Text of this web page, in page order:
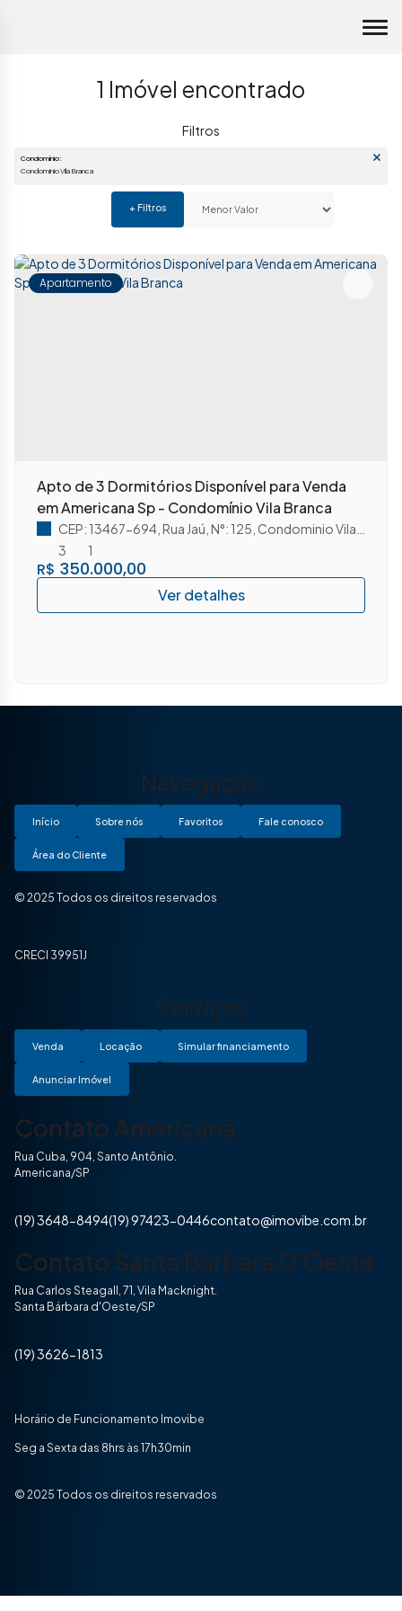
1 Imóvel encontrado
Condomínio:
Apartamento
Apto de 3 Dormitórios Disponível para Venda
em Americana Sp - Condomínio Vila Branca
R$ 350.000,00
CEP: 13467-694 Rua Jaú N°: 125 Condominio Vila Branca
3
1
Navegação
Início Sobre nós Favoritos Fale conosco
Área do Cliente
© 2025 Todos os direitos reservados
CRECI 39951J
Serviços
Venda Locação Simular financiamento
Anunciar Imóvel
Contato Americana
Rua Cuba, 904, Santo Antônio.
Americana/SP
(19) 3648-8494(19) 97423-0446contato@imovibe.com.br
Contato Santa Bárbara D'Oeste
Rua Carlos Steagall, 71, Vila Macknight.
Santa Bárbara d'Oeste/SP
(19) 3626-1813
Horário de Funcionamento Imovibe
Seg a Sexta das 8hrs às 17h30min
© 2025 Todos os direitos reservados